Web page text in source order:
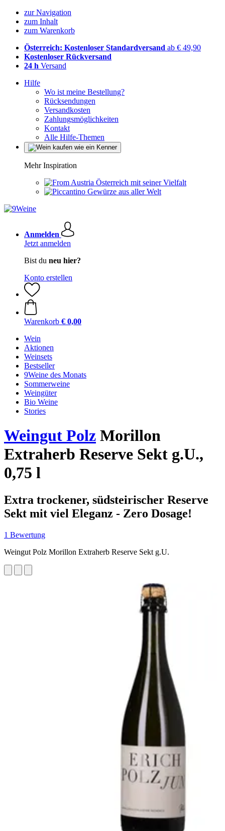
zur Navigation
zum Inhalt
zum Warenkorb
Österreich: Kostenloser Standardversand ab € 49,90
Kostenloser Rückversand
24 h Versand
Hilfe
Wo ist meine Bestellung?
Rücksendungen
Versandkosten
Zahlungsmöglichkeiten
Kontakt
Alle Hilfe-Themen
Mehr Inspiration
Österreich mit seiner Vielfalt
Gewürze aus aller Welt
Anmelden
Jetzt anmelden
Bist du neu hier?
Konto erstellen
Warenkorb € 0,00
Wein
Aktionen
Weinsets
Bestseller
9Weine des Monats
Sommerweine
Weingüter
Bio Weine
Stories
Weingut Polz Morillon
Extraherb Reserve Sekt g.U.,
0,75 l
Extra trockener, südsteirischer Reserve
Sekt mit viel Eleganz - Zero Dosage!
1 Bewertung
Weingut Polz Morillon Extraherb Reserve Sekt g.U.